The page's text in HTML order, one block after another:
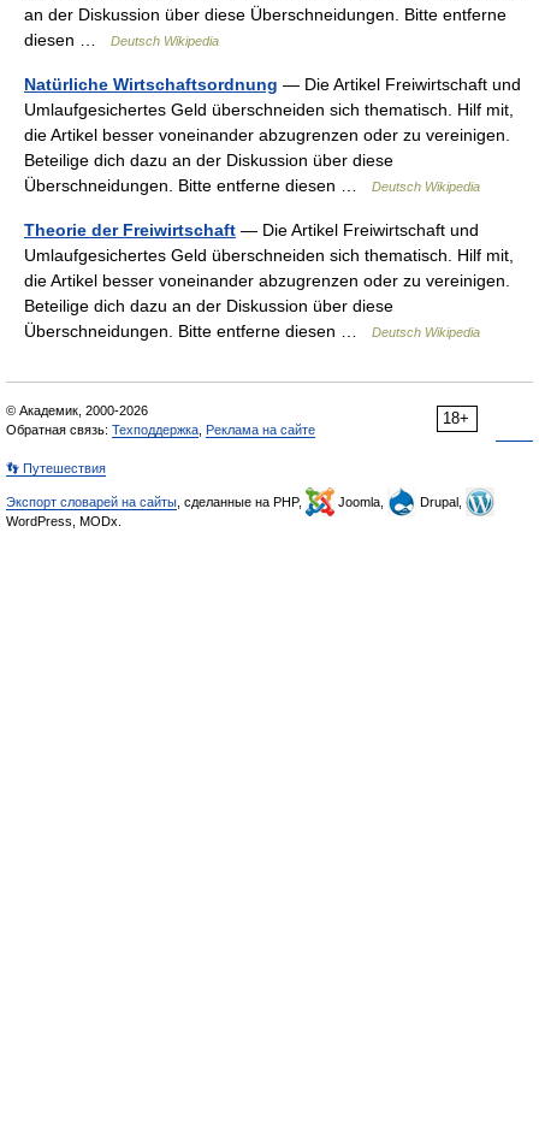
an der Diskussion über diese Überschneidungen. Bitte entferne
diesen …
Deutsch Wikipedia
Natürliche Wirtschaftsordnung — Die Artikel Freiwirtschaft und
Umlaufgesichertes Geld überschneiden sich thematisch. Hilf mit,
die Artikel besser voneinander abzugrenzen oder zu vereinigen.
Beteilige dich dazu an der Diskussion über diese
Überschneidungen. Bitte entferne diesen …
Deutsch Wikipedia
Theorie der Freiwirtschaft — Die Artikel Freiwirtschaft und
Umlaufgesichertes Geld überschneiden sich thematisch. Hilf mit,
die Artikel besser voneinander abzugrenzen oder zu vereinigen.
Beteilige dich dazu an der Diskussion über diese
Überschneidungen. Bitte entferne diesen …
Deutsch Wikipedia
18+
© Академик, 2000-2026
Обратная связь: Техподдержка Реклама на сайте
👣 Путешествия
Экспорт словарей на сайты , сделанные на PHP, Joomla,
Drupal,
WordPress, MODx.